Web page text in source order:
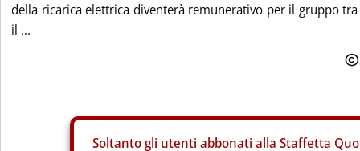
della ricarica elettrica diventerà remunerativo per il gruppo
il ...
Soltanto gli utenti abbonati alla Staffetta